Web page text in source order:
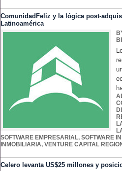
ComunidadFeliz y la lógica post-
Latinoamérica
SOFTWARE EMPRESARIAL, SOFTWARE
INMOBILIARIA, VENTURE CAPITAL
Celero levanta US$25 millones y